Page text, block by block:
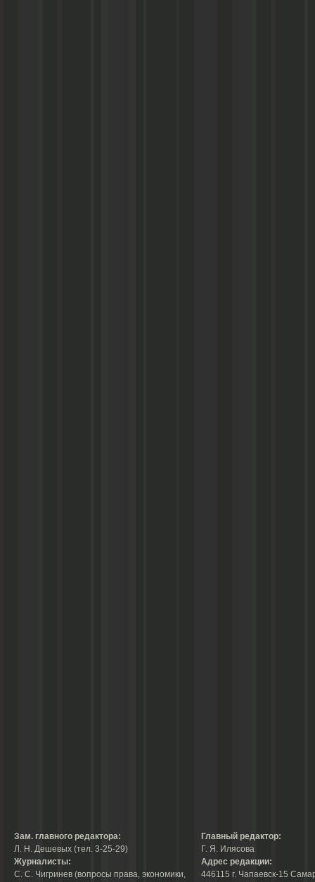
Зам. главного редактора:
Л. Н. Дешевых (тел. 3-25-29)
Журналисты:
С. С. Чигринев (вопросы права, экономики,
Главный редактор:
Г. Я. Илясова
Адрес редакции:
446115 г. Чапаевск-15